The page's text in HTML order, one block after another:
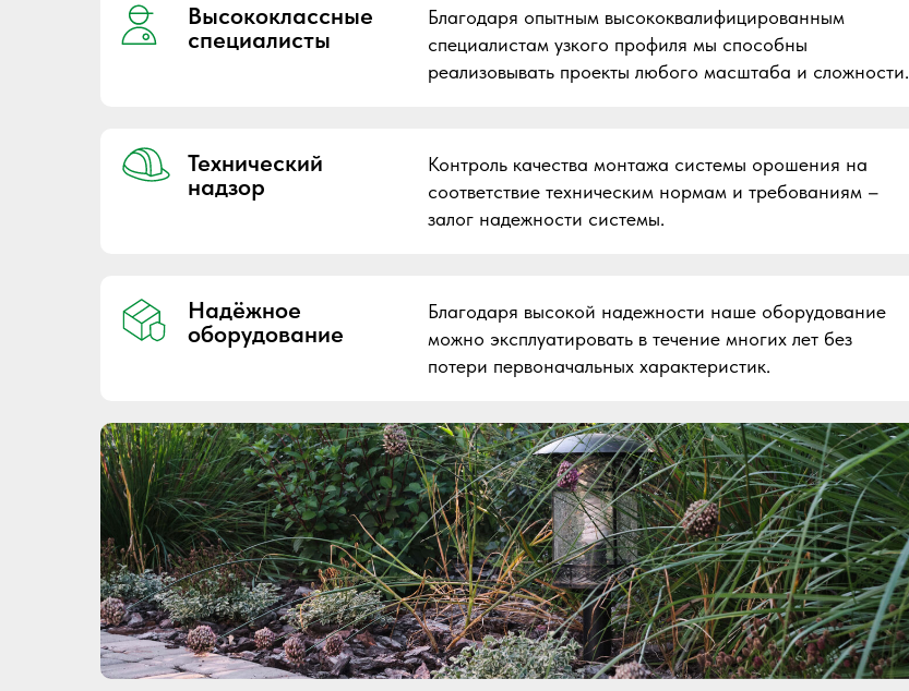
Благодаря опытным высококвалифицированным
специалистам узкого профиля мы способны
реализовывать проекты любого масштаба и сложности.
Высококлассные
специалисты
Контроль качества монтажа системы орошения на
соответствие техническим нормам и требованиям –
залог надежности системы.
Технический
надзор
Благодаря высокой надежности наше оборудование
можно эксплуатировать в течение многих лет без
потери первоначальных характеристик.
Надёжное
оборудование